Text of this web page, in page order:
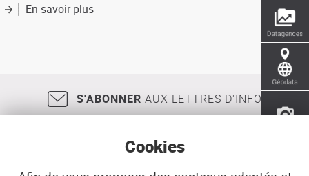
En savoir plussur
Kergaradec
S'ABONNER AUX LETTRES D'INFO
Cookies